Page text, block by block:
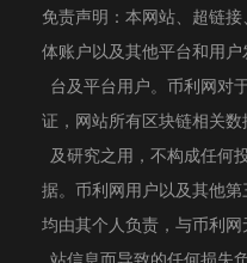
免责声明：本网站、超链
体账户以及其他平台和用
台及平台用户。币利网对
证，网站所有区块链相关
及研究之用，不构成任何
据。币利网用户以及其他
均由其个人负责，与币利